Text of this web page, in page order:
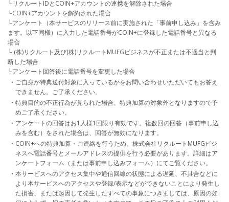
└リクルートIDとCOIN+アカウントの連携を解除された場合
└COIN+アカウントを解約された場合
└アンケート（本サービスのリリース前に実施された「事前申し込み」を含み
ます。以下同様）に入力した電話番号がCOIN+に登録した電話番号と異なる
場合
└ (株)リクルート及び(株)リクルートMUFGビジネスが不正または不適当と判
断した場合
└アンケート回答後に電話番号を変更した場合
・ご自身が特典送付対象に入っているかをお問い合わせいただいてもお答え
できません。ご了承ください。
・特典目的の不正行為が見られた場合、特典加算の対象外となりますので予
めご了承ください。
・アンケートの回答はお1人様1回限り有効です。複数回の回答（事前申し込
みを含む）をされた場合は、回答が無効になります。
・COIN+への特典加算・ご連絡を行うため、株式会社リクルートMUFGビジ
ネスへ電話番号とメールアドレスの提供を行う必要があります。詳細はア
ンケートフォーム（または事前申し込みフォーム）にてご覧ください。
・本サービスへのアクセス集中や通信回線の状態による遅延、不具合などに
より本サービスへのアクセスや登録/表示などができないことにより発生し
た損害、または起因して発生したすべての事象につきましては、原因の如